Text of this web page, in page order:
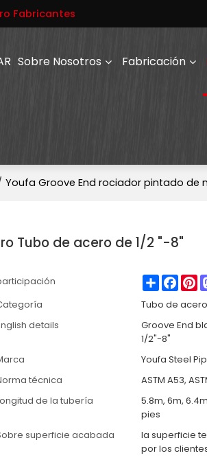
Fabricantes
Sobre Nosotros Fabricación
Youfa Groove End rociador pintado de
Tubo de acero de 1/2 "-8"
Share
Tubo de
details
Groove End
1/2"-8"
Youfa Steel
técnica
ASTM A53,
de la tubería
5.8m, 6m,
pies
superficie acabada
la superficie
por los